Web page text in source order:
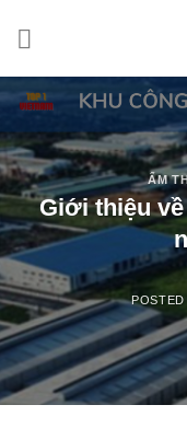
ẨM
Giới thiệu
POSTED